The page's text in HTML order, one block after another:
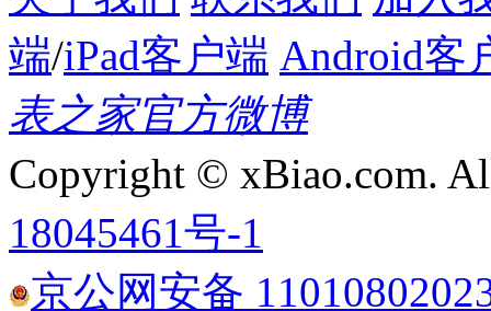
端/iPad客户端 Android客
表之家官方微博
Copyright © xBiao.com.
18045461号-1
京公网安备